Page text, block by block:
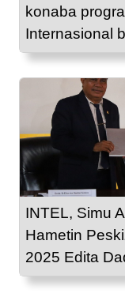
konaba
Internasional
INTEL, Simu
Hametin
2025 Edita